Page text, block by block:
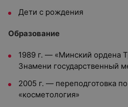
Дети с рождения
Образование
1989 г. — «Минский ордена
Знамени государственный
2005 г. — переподготовка
«косметология»